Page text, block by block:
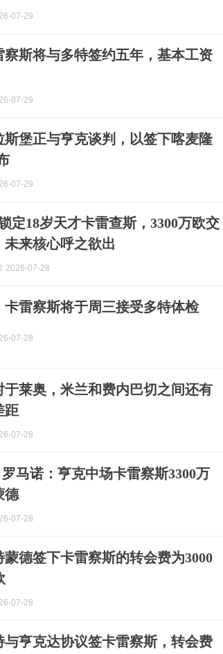
07-29
察斯将与多特签约五年，基本工资
07-29
斯堡正与亨克谈判，以签下喀麦隆
07-29
定18岁天才卡雷查斯，3300万欧交
来核心呼之欲出
2026-07-28
卡雷察斯将于周三接受多特体检
07-28
于莱奥，米兰和费内巴切之间还有
距
07-28
马诺：亨克中场卡雷察斯3300万
德
07-28
蒙德签下卡雷察斯的转会费为3000
07-28
与亨克达协议签卡雷察斯，转会费